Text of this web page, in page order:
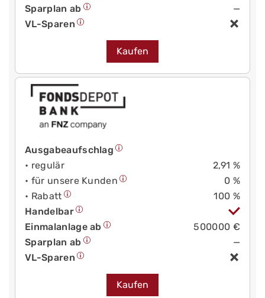
Sparplan ab
—
VL-Sparen
Kaufen
Ausgabeaufschlag
• regulär
2,91 %
• für unsere Kunden
0 %
• Rabatt
100 %
Handelbar
Einmalanlage ab
500000 €
Sparplan ab
—
VL-Sparen
Kaufen